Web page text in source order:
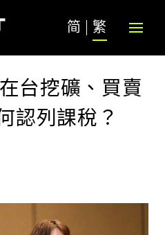
简 繁
台挖礦、買賣
認列課稅？